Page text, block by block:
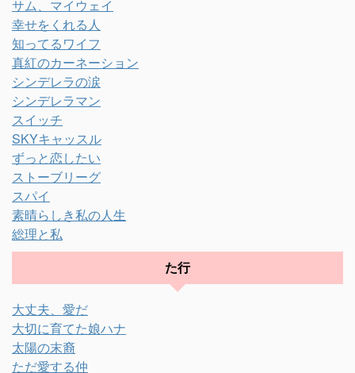
サム、マイウェイ
幸せをくれる人
知ってるワイフ
真紅のカーネーション
シンデレラの涙
シンデレラマン
スイッチ
SKYキャッスル
ずっと恋したい
ストーブリーグ
スパイ
素晴らしき私の人生
総理と私
た行
大丈夫、愛だ
大切に育てた娘ハナ
太陽の末裔
ただ愛する仲